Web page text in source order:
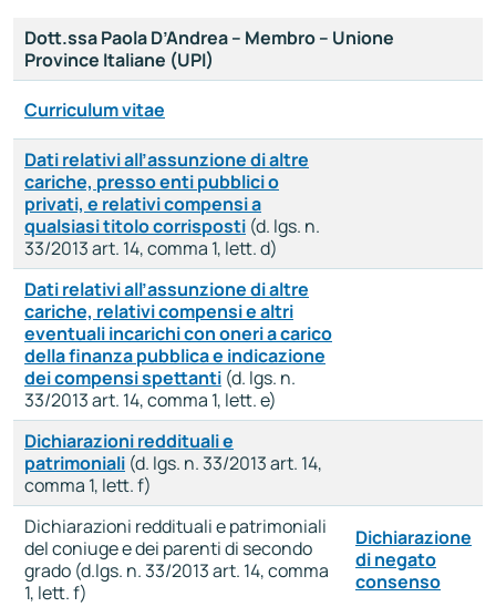
Dott.ssa Paola D’Andrea – Membro – Unione
Province Italiane (UPI)
Curriculum vitae
Dati relativi all’assunzione di altre
cariche, presso enti pubblici o
privati, e relativi compensi a
qualsiasi titolo corrisposti (d. lgs. n.
33/2013 art. 14, comma 1, lett. d)
Dati relativi all’assunzione di altre
cariche, relativi compensi e altri
eventuali incarichi con oneri a carico
della finanza pubblica e indicazione
dei compensi spettanti (d. lgs. n.
33/2013 art. 14, comma 1, lett. e)
Dichiarazioni reddituali e
patrimoniali (d. lgs. n. 33/2013 art. 14,
comma 1, lett. f)
Dichiarazioni reddituali e patrimoniali
del coniuge e dei parenti di secondo
grado (d.lgs. n. 33/2013 art. 14, comma
1, lett. f)
Dichiarazione
di negato
consenso